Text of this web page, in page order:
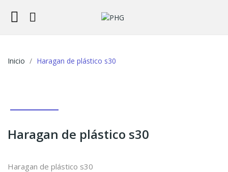
Inicio Haragan de plástico s30
Haragan de plástico s30
Haragan de plástico s30